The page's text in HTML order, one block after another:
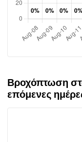
Βροχόπτωση
επόμενες